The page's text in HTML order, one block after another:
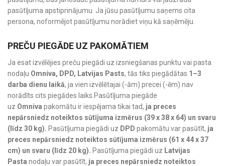
pasūtījuma apstiprinājumu. Ja jūsu pasūtījumu saņems cita
persona, noformējot pasūtījumu norādiet viņu kā saņēmēju.
PREČU PIEGĀDE UZ PAKOMĀTIEM
Ja esat izvēlējies preču piegādi uz izsniegšanas punktu vai pasta
nodaļu Omniva, DPD, Latvijas Pasts, tās tiks piegādātas 1–3
darba dienu laikā, ja vien izvēlētajai (-ām) precei (-ēm) nav
norādīts cits piegādes laiks.Pasūtījuma piegāde
uz Omniva pakomātu ir iespējama tikai tad, ja preces
nepārsniedz noteiktos sūtījuma izmērus (39 x 38 x 64) un svaru
(līdz 30 kg). Pasūtījuma piegādi uz DPD pakomātu var pasūtīt, ja
preces nepārsniedz noteiktos sūtījuma izmērus (61 x 44 x 37
cm) un svaru (līdz 20 kg). Pasūtījuma piegādi uz Latvijas
Pasta nodaļu var pasūtīt, ja preces nepārsniedz noteiktos